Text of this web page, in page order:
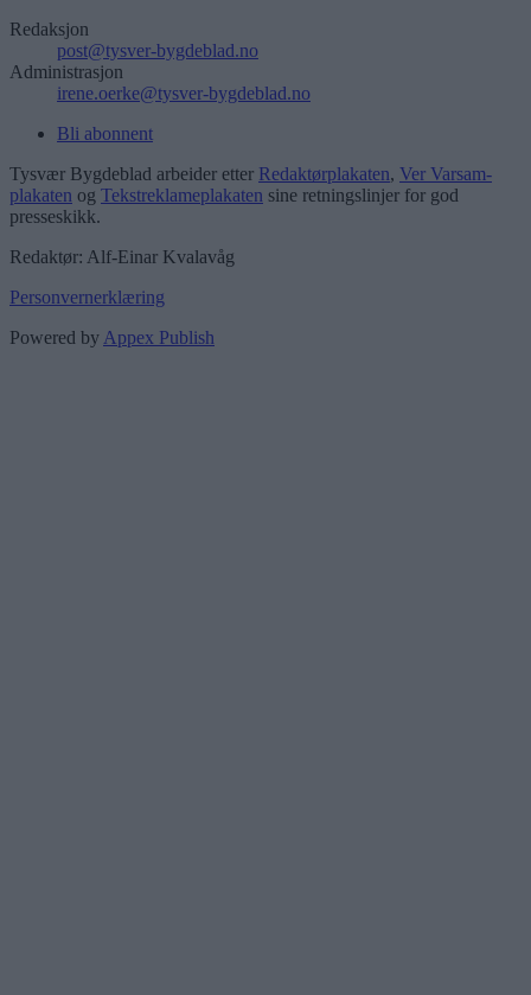
Redaksjon
post@tysver-bygdeblad.no
Administrasjon
irene.oerke@tysver-bygdeblad.no
Bli abonnent
Tysvær Bygdeblad arbeider etter Redaktørplakaten, Ver Varsam-
plakaten og Tekstreklameplakaten sine retningslinjer for god
presseskikk.
Redaktør: Alf-Einar Kvalavåg
Personvernerklæring
Powered by Appex Publish